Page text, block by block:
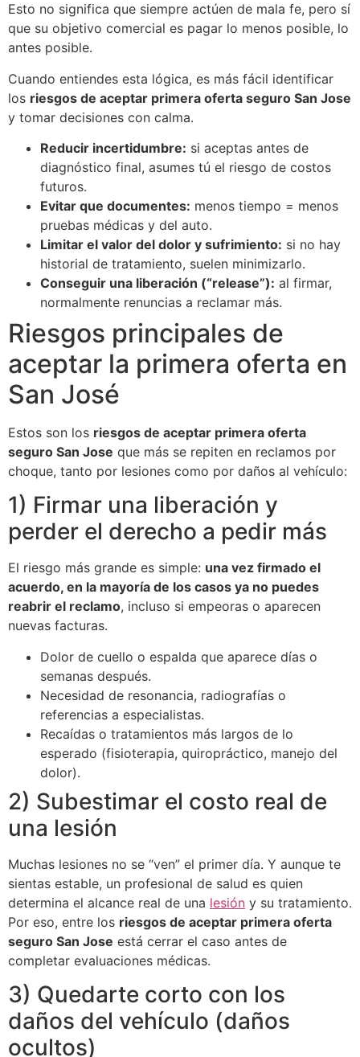
Esto no significa que siempre actúen de mala fe, pero sí
que su objetivo comercial es pagar lo menos posible, lo
antes posible.
Cuando entiendes esta lógica, es más fácil identificar
los riesgos de aceptar primera oferta seguro San Jose
y tomar decisiones con calma.
Reducir incertidumbre: si aceptas antes de
diagnóstico final, asumes tú el riesgo de costos
futuros.
Evitar que documentes: menos tiempo = menos
pruebas médicas y del auto.
Limitar el valor del dolor y sufrimiento: si no hay
historial de tratamiento, suelen minimizarlo.
Conseguir una liberación (“release”): al firmar,
normalmente renuncias a reclamar más.
Riesgos principales de
aceptar la primera oferta en
San José
Estos son los riesgos de aceptar primera oferta
seguro San Jose que más se repiten en reclamos por
choque, tanto por lesiones como por daños al vehículo:
1) Firmar una liberación y
perder el derecho a pedir más
El riesgo más grande es simple: una vez firmado el
acuerdo, en la mayoría de los casos ya no puedes
reabrir el reclamo, incluso si empeoras o aparecen
nuevas facturas.
Dolor de cuello o espalda que aparece días o
semanas después.
Necesidad de resonancia, radiografías o
referencias a especialistas.
Recaídas o tratamientos más largos de lo
esperado (fisioterapia, quiropráctico, manejo del
dolor).
2) Subestimar el costo real de
una lesión
Muchas lesiones no se “ven” el primer día. Y aunque te
sientas estable, un profesional de salud es quien
determina el alcance real de una lesión y su tratamiento.
Por eso, entre los riesgos de aceptar primera oferta
seguro San Jose está cerrar el caso antes de
completar evaluaciones médicas.
3) Quedarte corto con los
daños del vehículo (daños
ocultos)